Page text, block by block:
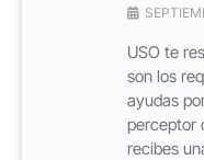
USO te
son los
ayudas
perceptor
recibes